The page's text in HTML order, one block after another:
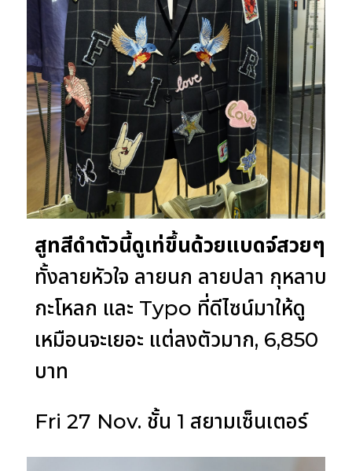
สูทสีดำตัวนี้ดูเท่ขึ้นด้วยแบดจ์สวยๆ
ทั้งลายหัวใจ ลายนก ลายปลา กุหลาบ
กะโหลก และ Typo ที่ดีไซน์มาให้ดู
เหมือนจะเยอะ แต่ลงตัวมาก, 6,850
บาท
Fri 27 Nov. ชั้น 1 สยามเซ็นเตอร์